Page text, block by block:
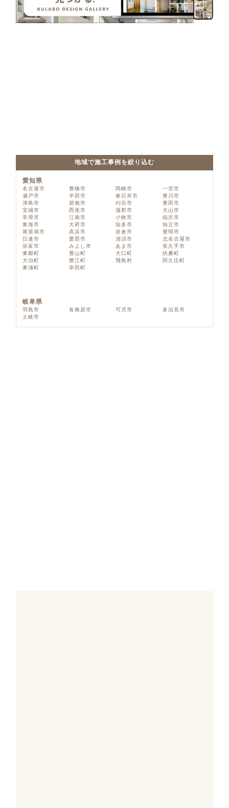
地域で施工事例を絞り込む
愛知県
名古屋市 豊橋市 岡崎市
一宮市
瀬戸市
半田市 春日井市
豊川市
津島市
碧南市 刈谷市
豊田市
安城市
西尾市 蒲郡市
犬山市
常滑市
江南市 小牧市
稲沢市
東海市
大府市 知多市
知立市
尾張旭市
高浜市 岩倉市
豊明市
日進市
愛西市 清須市
北名古屋市
弥富市
みよし市 あま市
長久手市
東郷町
豊山町 大口町
扶桑町
大治町
蟹江町 飛島村
阿久比町
東浦町
幸田町
岐阜県
羽島市 各務原市 可児市
多治見市
土岐市